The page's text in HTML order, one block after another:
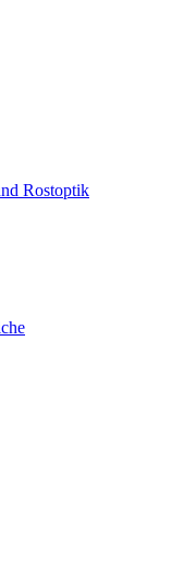
Rostoptik